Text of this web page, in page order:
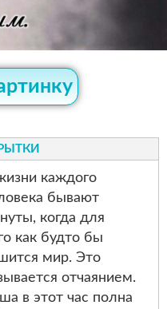
каждого
бывают
когда для
как будто бы
мир. Это
отчаянием.
в этот час полна